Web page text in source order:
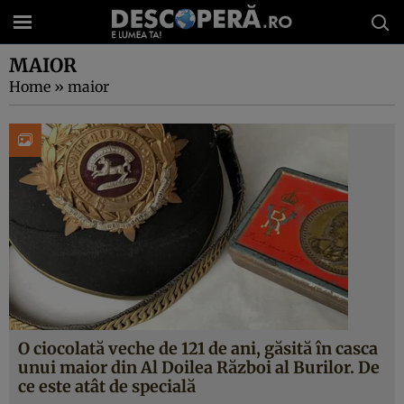
MAIOR
Home » maior
O ciocolată veche de 121 de ani, găsită în casca
unui maior din Al Doilea Război al Burilor. De
ce este atât de specială